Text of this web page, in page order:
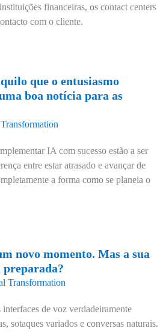
financeiras, os contact centers
com o cliente.
que o entusiasmo
boa notícia para as
IA com sucesso estão a ser
entre estar atrasado e avançar de
a forma como se planeia o
novo momento. Mas a sua
Transformation
de voz verdadeiramente
sotaques variados e conversas naturais.